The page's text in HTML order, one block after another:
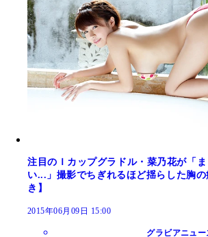
注目のＩカップグラドル・菜乃花が「
い...」撮影でちぎれるほど揺らした胸
き】
2015年06月09日 15:00
グラビアニュー